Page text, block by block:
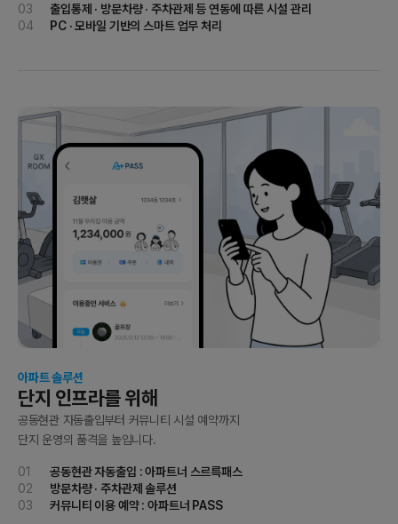
03
출입통제 · 방문차량 · 주차관제 등 연동에 따른 시설 관리
04
PC · 모바일 기반의 스마트 업무 처리
아파트 솔루션
단지 인프라를 위해
공동현관 자동출입부터 커뮤니티 시설 예약까지
단지 운영의 품격을 높입니다.
01
공동현관 자동출입 : 아파트너 스르륵패스
02
방문차량 · 주차관제 솔루션
03
커뮤니티 이용 예약 : 아파트너 PASS